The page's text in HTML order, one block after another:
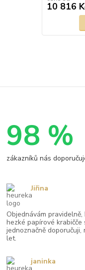
10 816
98 %
zákazníků nás
Objednávám
hezké papírové
jednoznačně
let.
Jiřina
janinka